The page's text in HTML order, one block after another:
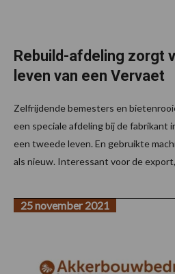
Rebuild-afdeling zorgt
leven van een Vervaet
Zelfrijdende bemesters en
een speciale afdeling bij de fabrikant
een tweede leven. En gebruikte
als nieuw. Interessant voor de export,
25 november 2021